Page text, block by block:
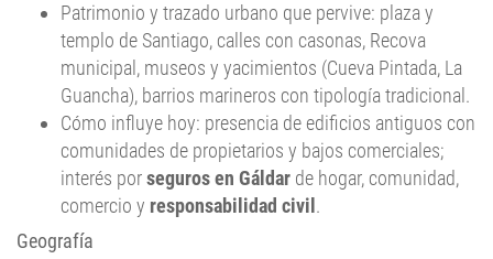
Patrimonio y trazado urbano que pervive: plaza y
templo de Santiago, calles con casonas, Recova
municipal, museos y yacimientos (Cueva Pintada, La
Guancha), barrios marineros con tipología tradicional.
Cómo influye hoy: presencia de edificios antiguos con
comunidades de propietarios y bajos comerciales;
interés porseguros en Gáldar de hogar, comunidad,
comercio y responsabilidad civil .
Geografía